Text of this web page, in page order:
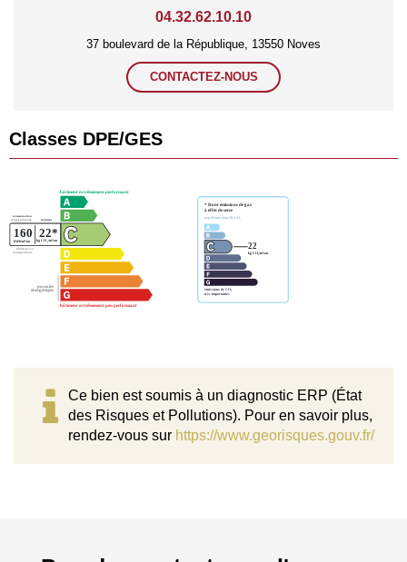
04.32.62.10.10
37 boulevard de la République, 13550 Noves
CONTACTEZ-NOUS
Classes DPE/GES
Ce bien est soumis à un diagnostic ERP (État
des Risques et Pollutions). Pour en savoir plus,
rendez-vous sur https://www.georisques.gouv.fr/